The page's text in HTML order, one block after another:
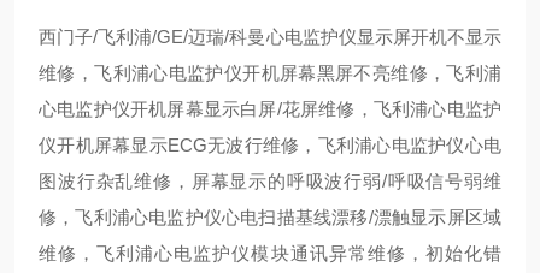
西门子/飞利浦/GE/迈瑞/科曼心电监护仪显示屏开机不显示
维修，飞利浦心电监护仪开机屏幕黑屏不亮维修，飞利浦
心电监护仪开机屏幕显示白屏/花屏维修，飞利浦心电监护
仪开机屏幕显示ECG无波行维修，飞利浦心电监护仪心电
图波行杂乱维修，屏幕显示的呼吸波行弱/呼吸信号弱维
修，飞利浦心电监护仪心电扫描基线漂移/漂触显示屏区域
维修，飞利浦心电监护仪模块通讯异常维修，初始化错